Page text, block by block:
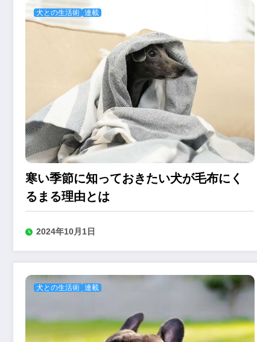
犬との生活術 連載
寒い季節に知っておきたい犬が毛布にく
るまる理由とは
2024年10月1日
犬との生活術 連載